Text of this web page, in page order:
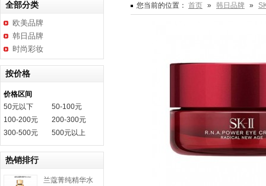
您当前的位置： 首页 » 韩日品牌 »
全部分类
欧美品牌
韩日品牌
时尚彩妆
按价格
价格区间
50元以下
50-100元
100-200元
200-300元
300-500元
500元以上
热销排行
兰蔻菁纯精华水